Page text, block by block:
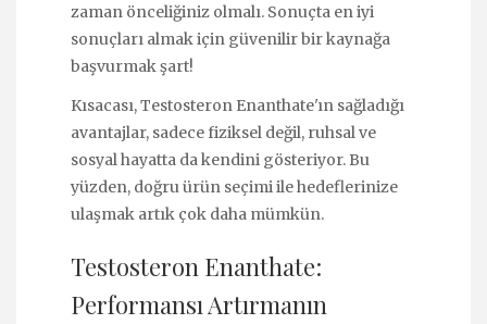
zaman önceliğiniz olmalı. Sonuçta en iyi
sonuçları almak için güvenilir bir kaynağa
başvurmak şart!
Kısacası, Testosteron Enanthate'ın sağladığı
avantajlar, sadece fiziksel değil, ruhsal ve
sosyal hayatta da kendini gösteriyor. Bu
yüzden, doğru ürün seçimi ile hedeflerinize
ulaşmak artık çok daha mümkün.
Testosteron Enanthate:
Performansı Artırmanın